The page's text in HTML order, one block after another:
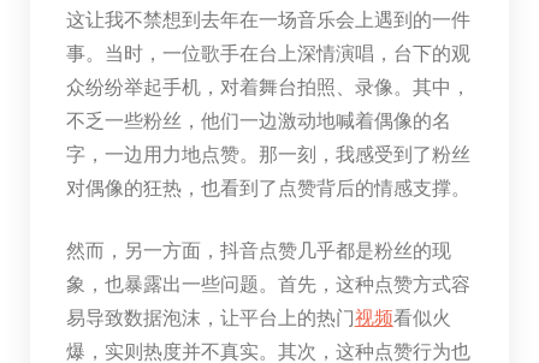
这让我不禁想到去年在一场音乐会上遇到的一件
事。当时，一位歌手在台上深情演唱，台下的观
众纷纷举起手机，对着舞台拍照、录像。其中，
不乏一些粉丝，他们一边激动地喊着偶像的名
字，一边用力地点赞。那一刻，我感受到了粉丝
对偶像的狂热，也看到了点赞背后的情感支撑。
然而，另一方面，抖音点赞几乎都是粉丝的现
象，也暴露出一些问题。首先，这种点赞方式容
易导致数据泡沫，让平台上的热门视频看似火
爆，实则热度并不真实。其次，这种点赞行为也